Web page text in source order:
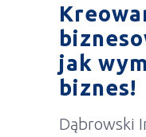
jak
biznes!
Dąbrowski